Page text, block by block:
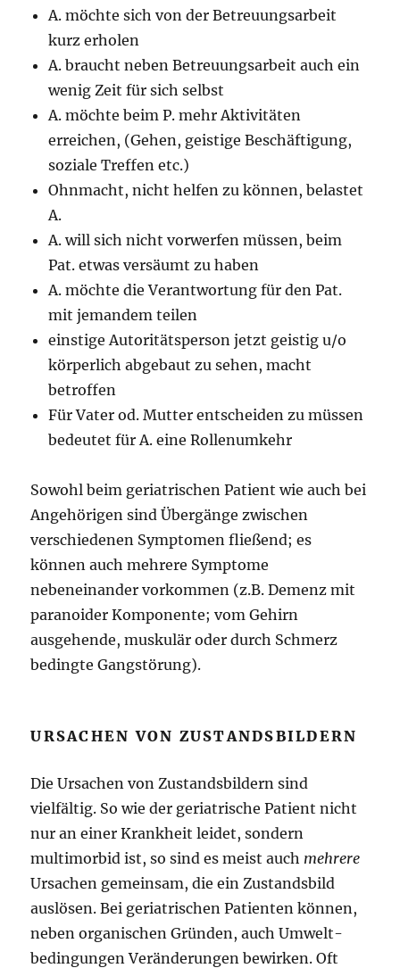
A. möchte sich von der Betreuungsarbeit
kurz erholen
A. braucht neben Betreuungsarbeit auch ein
wenig Zeit für sich selbst
A. möchte beim P. mehr Aktivitäten
erreichen, (Gehen, geistige Beschäftigung,
soziale Treffen etc.)
Ohnmacht, nicht helfen zu können, belastet
A.
A. will sich nicht vorwerfen müssen, beim
Pat. etwas versäumt zu haben
A. möchte die Verantwortung für den Pat.
mit jemandem teilen
einstige Autoritätsperson jetzt geistig u/o
körperlich abgebaut zu sehen, macht
betroffen
Für Vater od. Mutter entscheiden zu müssen
bedeutet für A. eine Rollenumkehr
Sowohl beim geriatrischen Patient wie auch bei
Angehörigen sind Übergänge zwischen
verschiede­nen Symptomen fließend; es
können auch mehrere Symptome
nebeneinander vorkommen (z.B. De­menz mit
paranoider Komponente; vom Gehirn
ausgehende, muskulär oder durch Schmerz
bedingte Gangstörung).
URSACHEN VON ZUSTANDSBILDERN
Die Ursachen von Zustandsbildern sind
vielfältig. So wie der geriatrische Patient nicht
nur an einer Krankheit leidet, sondern
multimorbid ist, so sind es meist auch mehrere
Ursachen gemeinsam, die ein Zustandsbild
auslösen. Bei geriatrischen Patienten können,
neben organischen Gründen, auch Umwelt-
bedingungen Veränderungen bewirken. Oft